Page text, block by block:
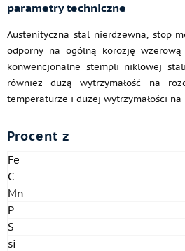
parametry techniczne
Austenityczna stal nierdzewna, stop
odporny na ogólną korozję
konwencjonalne stempli niklowej
również dużą wytrzymałość na
temperaturze i dużej wytrzymałości na
Procent z
Fe
C
Mn
P
S
si